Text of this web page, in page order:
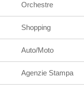
Orchestre
Shopping
Auto/Moto
Agenzie Stampa